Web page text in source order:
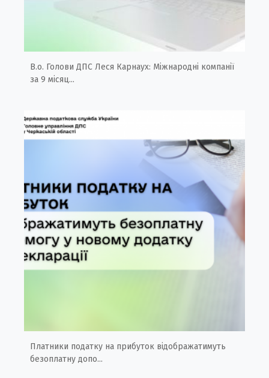
В.о. Голови ДПС Леся Карнаух: Міжнародні компанії
за 9 місяц...
Платники податку на прибуток відображатимуть
безоплатну допо...